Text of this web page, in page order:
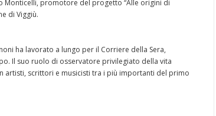
Monticelli, promotore del progetto “Alle origini di
di Viggiù.
ha lavorato a lungo per il Corriere della Sera,
Il suo ruolo di osservatore privilegiato della vita
artisti, scrittori e musicisti tra i più importanti del primo